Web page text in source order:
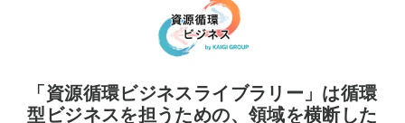
「資源循環ビジネスライブラリー」は循環
型ビジネスを担うための、領域を横断した